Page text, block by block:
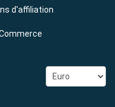
d'affiliation